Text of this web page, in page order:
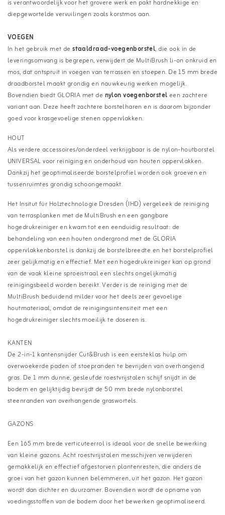
is verantwoordelijk voor het grovere werk en pakt hardnekkige en
diepgewortelde vervuilingen zoals korstmos aan.
VOEGEN
In het gebruik met destaaldraad-voegenborstel, die ook in de
leveringsomvang is begrepen, verwijdert de MultiBrush li-on onkruid en
mos, dat ontspruit in voegen van terrassen en stoepen. De 15 mm brede
draadborstel maakt grondig en nauwkeurig werken mogelijk.
Bovendien biedt GLORIA met de nylon voegenborsteleen zachtere
variant aan. Deze heeft zachtere borstelharen en is daarom bijzonder
goed voor krasgevoelige stenen oppervlakken.
HOUT
Als verdere accessoires/onderdeel verkrijgbaar is de nylon-houtborstel
UNIVERSAL voor reiniging en onderhoud van houten oppervlakken.
Dankzij het geoptimaliseerde borstelprofiel worden ook groeven en
tussenruimtes grondig schoongemaakt.
Het Insitut für Holztechnologie Dresden (IHD) vergeleek de reiniging
van terrasplanken met de MultiBrush en een gangbare
hogedrukreiniger en kwam tot een eenduidig resultaat: de
behandeling van een houten ondergrond met de GLORIA
oppervlakkenborstel is dankzij de borstelbreedte en het borstelprofiel
zeer gelijkmatig en effectief. Met een hogedrukreiniger kan op grond
van de vaak kleine sproeistraal een slechts ongelijkmatig
reinigingsbeeld worden bereikt. Verder is de reiniging met de
MultiBrush beduidend milder voor het deels zeer gevoelige
houtmateriaal, omdat de reinigingsintensiteit met een
hogedrukreiniger slechts moeilijk te doseren is.
KANTEN
De 2-in-1 kantensnijder Cut&Brush is een eersteklas hulp om
overwoekerde paden of stoepranden te bevrijden van overhangend
gras. De 1 mm dunne, gesleufde roestvrijstalen schijf snijdt in de
bodem en gelijktijdig bevrijdt de 50 mm brede nylonborstel
steenranden van overhangende graswortels.
GAZONS
Een 165 mm brede verticuteerrol is ideaal voor de snelle bewerking
van kleine gazons. Acht roestvrijstalen messchijven verwijderen
gemakkelijk en effectief afgestorven plantenresten, die anders de
groei van het gazon kunnen belemmeren, uit het gazon. Het gazon
wordt dan dichter en duurzamer. Bovendien wordt de opname van
voedingsstoffen van de bodem door het bewerken geoptimaliseerd.